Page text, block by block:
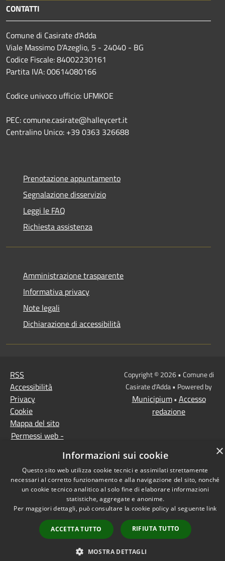
CONTATTI
Comune di Casirate d'Adda
Viale Massimo D’Azeglio, 5 - 24040 - BG
Codice Fiscale: 84002230161
Partita IVA: 00614080166
Codice univoco ufficio: UFMKOE
PEC: comune.casirate@halleycert.it
Centralino Unico: +39 0363 326688
Prenotazione appuntamento
Segnalazione disservizio
Leggi le FAQ
Richiesta assistenza
Amministrazione trasparente
Informativa privacy
Note legali
Dichiarazione di accessibilità
RSS
Accessibilità
Privacy
Cookie
Mappa del sito
Permessi web -
Permessi web -
responsabili
Copyright © 2026 • Comune di
Casirate d'Adda • Powered by
Municipium• Accesso
redazione
×
Informazioni sui cookie
Questo sito web utilizza cookie tecnici e assimilati strettamente
necessari al corretto funzionamento e alla navigazione del sito, nonché
un cookie tecnico analitico al solo fine di elaborare informazioni
statistiche, aggregate e anonime.
Per maggiori dettagli, può consultare la cookie policy al seguente link
ACCETTA TUTTO RIFIUTA TUTTO
MOSTRA DETTAGLI